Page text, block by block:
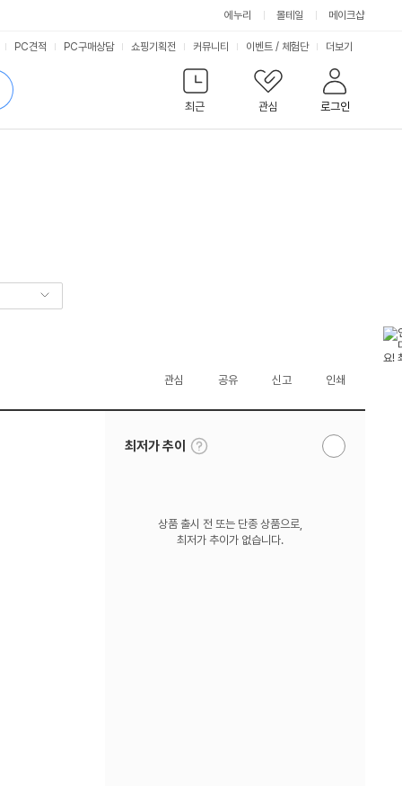
에누리 몰테일 메이크샵
최근
관심 로그인
PC견적 PC구매상담 쇼핑기획전 커뮤니티 이벤트 / 체험단 서
비
스
더보기
관심 공유 신고 인쇄
최저가 추이
툴
팁
알
상품 출시 전 또는 단종 상품으로,
최저가 추이가 없습니다.